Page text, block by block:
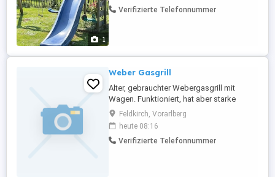
1
Verifizierte Telefonnummer
Weber Gasgrill
Alter, gebrauchter Webergasgrill mit
Wagen. Funktioniert, hat aber starke
Gebrauchsspuren und muss gesäubert
werden. Unsere Kinder würden sich über
eine Spende ins Sparkässele freuen ;-)
Feldkirch, Vorarlberg
heute 08:16
Verifizierte Telefonnummer